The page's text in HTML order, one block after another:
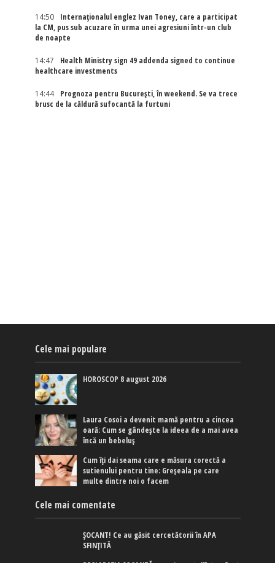
14:50
Internaţionalul englez Ivan Toney, care a participat
la CM, pus sub acuzare în urma unei agresiuni într-un club
de noapte
14:47
Health Ministry sign 49 addenda signed to continue
healthcare investments
14:44
Prognoza pentru București, în weekend. Se va trece
brusc de la căldură sufocantă la furtuni
Cele mai populare
HOROSCOP 8 august 2026
Laura Cosoi a devenit mamă pentru a cincea
oară: Cum se gândește la ideea de a mai avea
încă un bebeluș
Cum îți dai seama care e măsura corectă a
sutienului pentru tine: Greșeala pe care
multe dintre noi o facem
Cele mai comentate
ȘOCANT! Ce au găsit cercetătorii în APA
SFINȚITĂ